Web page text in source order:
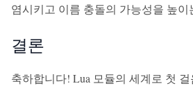
염시키고 이름 충돌의 가능성을 높
결론
축하합니다! Lua 모듈의 세계로 첫